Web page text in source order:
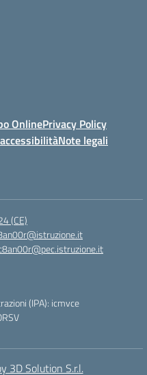
OnlinePrivacy Policy
Note legali
(CE)
(IPA): icmvce
3D Solution S.r.l.